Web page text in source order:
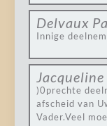
Delvaux
Innige
)0prechte
afscheid van
Vader.Veel